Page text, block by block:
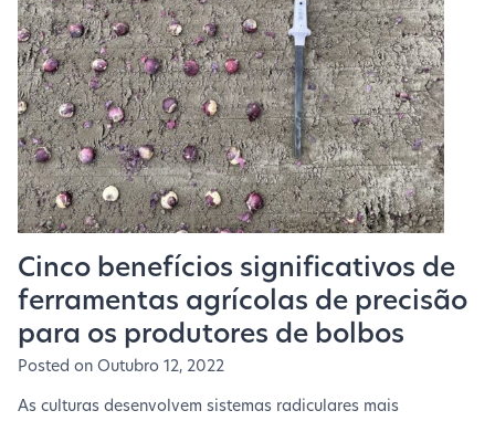
Cinco benefícios significativos de
ferramentas agrícolas de precisão
para os produtores de bolbos
Posted on Outubro 12, 2022
As culturas desenvolvem sistemas radiculares mais